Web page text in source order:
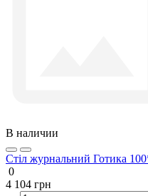
В наличии
Стіл журнальний Готика
0
4 104 грн